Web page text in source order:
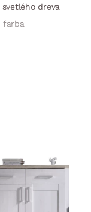
dreva
farba
odporúčaná
polica –
police do 4 kg)